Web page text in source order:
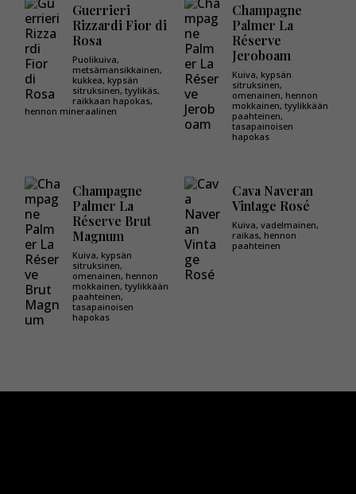
Guerrieri
Rizzardi Fior di
Rosa
Puolikuiva,
metsämansikkainen,
kukkea, kypsän
sitruksinen, tyylikäs,
raikkaan hapokas,
hennon mineraalinen
Champagne
Palmer La
Réserve
Jeroboam
Kuiva, kypsän
sitruksinen,
omenainen, hennon
mokkainen, tyylikkään
paahteinen,
tasapainoisen
hapokas
Champagne
Palmer La
Réserve Brut
Magnum
Kuiva, kypsän
sitruksinen,
omenainen, hennon
mokkainen, tyylikkään
paahteinen,
tasapainoisen
hapokas
Cava Naveran
Vintage Rosé
Kuiva, vadelmainen,
raikas, hennon
paahteinen